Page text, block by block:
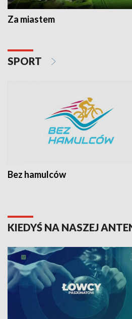
Za miastem
SPORT
Bez hamulców
KIEDYŚ NA NASZEJ